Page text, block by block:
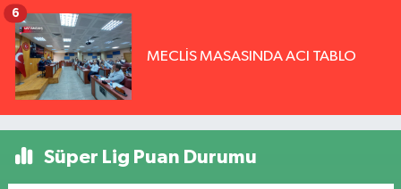
MECLİS MASASINDA ACI TABLO
6
Süper Lig Puan Durumu